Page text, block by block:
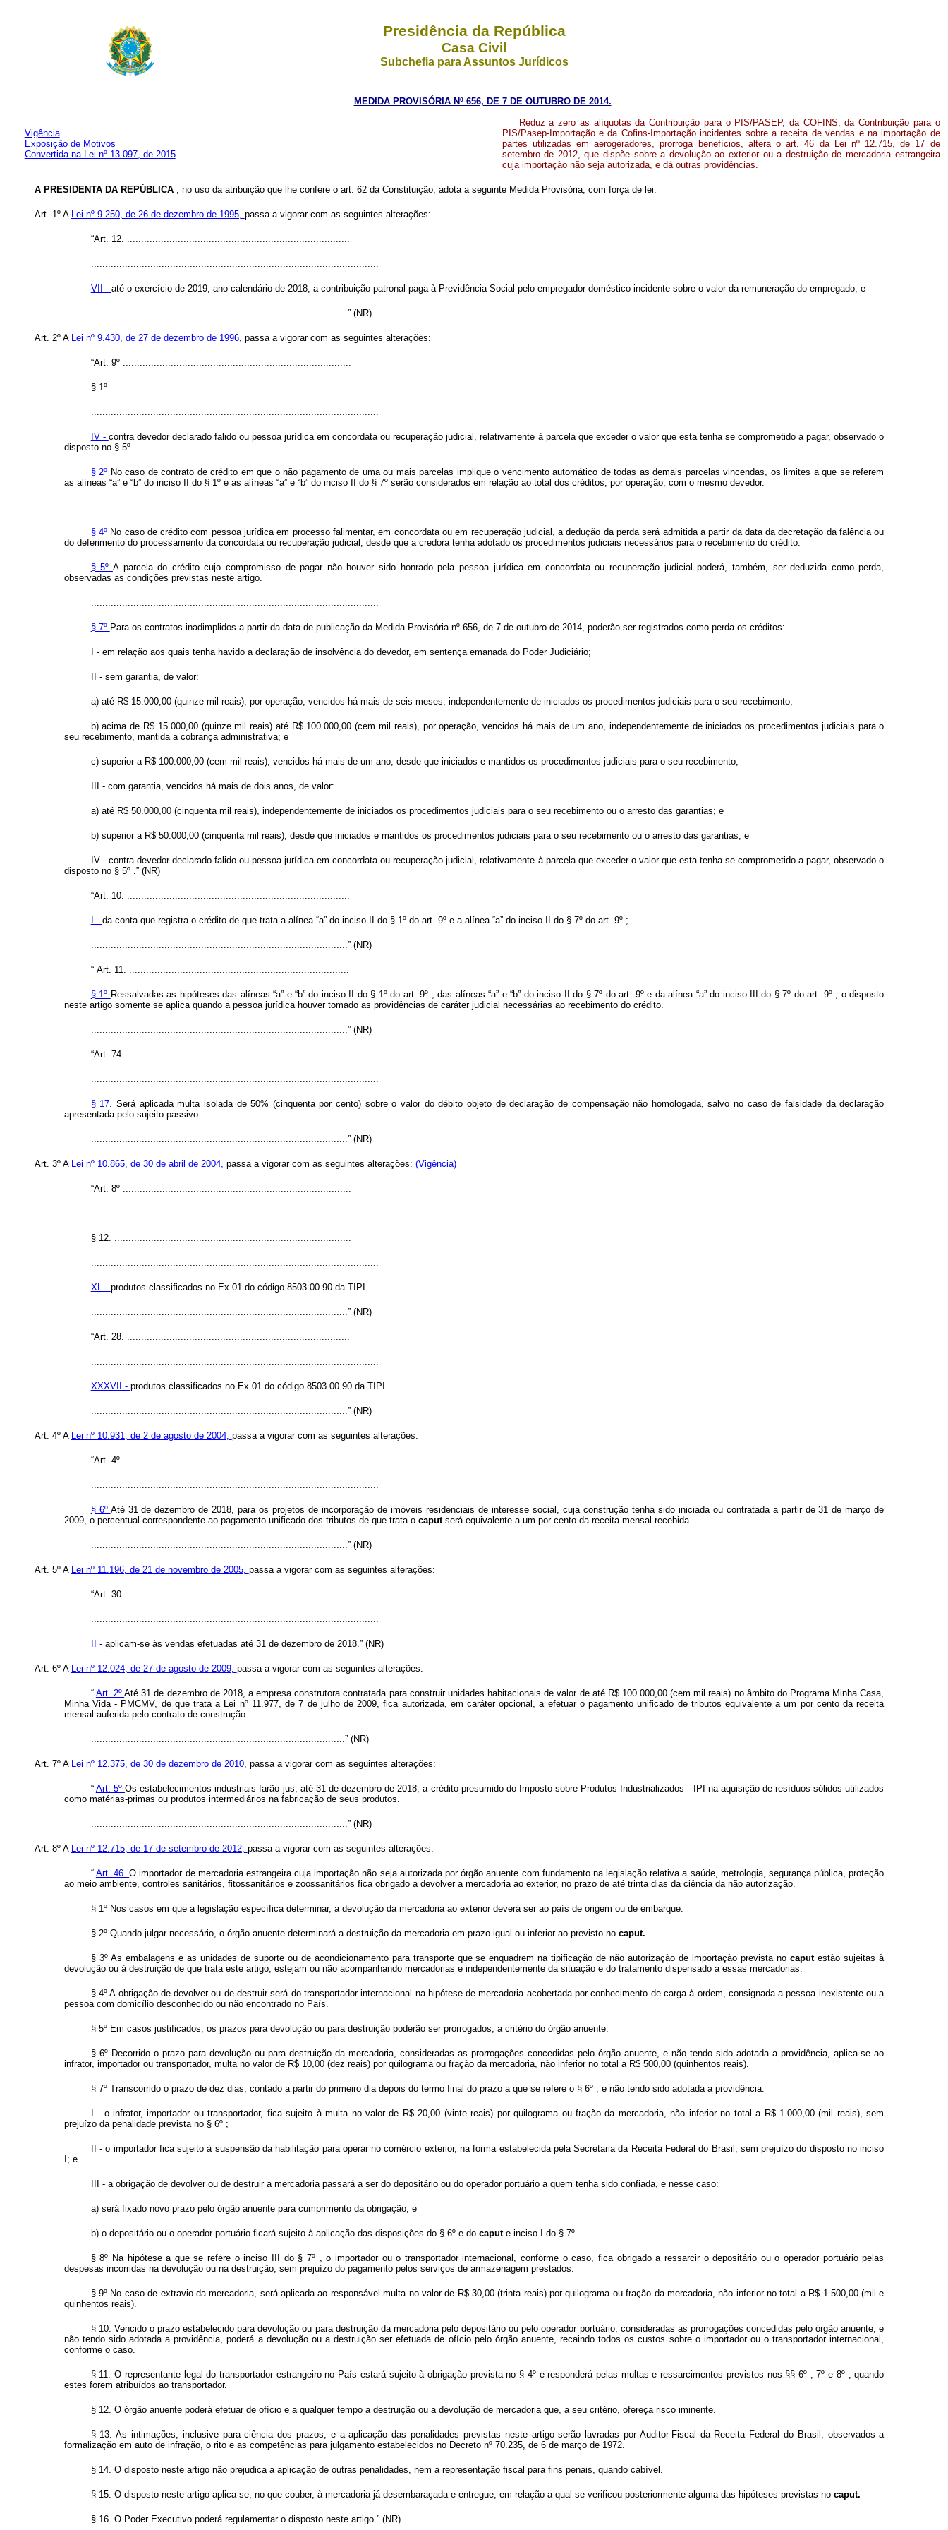
Presidência da República
Casa Civil
Subchefia para Assuntos Jurídicos
MEDIDA PROVISÓRIA Nº 656, DE 7 DE OUTUBRO DE 2014.
Vigência
Exposição de Motivos
Convertida na Lei nº 13.097, de 2015
Reduz a zero as alíquotas da Contribuição para o PIS/PASEP, da COFINS, da Contribuição para o
PIS/Pasep-Importação e da Cofins-Importação incidentes sobre a receita de vendas e na importação de
partes utilizadas em aerogeradores, prorroga benefícios, altera o art. 46 da Lei nº 12.715, de 17 de
setembro de 2012, que dispõe sobre a devolução ao exterior ou a destruição de mercadoria estrangeira
cuja importação não seja autorizada, e dá outras providências.
A PRESIDENTA DA REPÚBLICA , no uso da atribuição que lhe confere o art. 62 da Constituição, adota a seguinte Medida Provisória, com força de lei:
Art. 1º A Lei nº 9.250, de 26 de dezembro de 1995, passa a vigorar com as seguintes alterações:
“Art. 12. ...............................................................................
VII - até o exercício de 2019, ano-calendário de 2018, a contribuição patronal paga à Previdência Social pelo empregador doméstico incidente sobre o valor da remuneração do empregado; e
...........................................................................................” (NR)
Art. 2º A Lei nº 9.430, de 27 de dezembro de 1996, passa a vigorar com as seguintes alterações:
“Art. 9º .................................................................................
§ 1º .......................................................................................
IV - contra devedor declarado falido ou pessoa jurídica em concordata ou recuperação judicial, relativamente à parcela que exceder o valor que esta tenha se comprometido a pagar, observado o
disposto no § 5º .
§ 2º No caso de contrato de crédito em que o não pagamento de uma ou mais parcelas implique o vencimento automático de todas as demais parcelas vincendas, os limites a que se referem
as alíneas “a” e “b” do inciso II do § 1º e as alíneas “a” e “b” do inciso II do § 7º serão considerados em relação ao total dos créditos, por operação, com o mesmo devedor.
§ 4º No caso de crédito com pessoa jurídica em processo falimentar, em concordata ou em recuperação judicial, a dedução da perda será admitida a partir da data da decretação da falência ou
do deferimento do processamento da concordata ou recuperação judicial, desde que a credora tenha adotado os procedimentos judiciais necessários para o recebimento do crédito.
§ 5º A parcela do crédito cujo compromisso de pagar não houver sido honrado pela pessoa jurídica em concordata ou recuperação judicial poderá, também, ser deduzida como perda,
observadas as condições previstas neste artigo.
§ 7º Para os contratos inadimplidos a partir da data de publicação da Medida Provisória nº 656, de 7 de outubro de 2014, poderão ser registrados como perda os créditos:
I - em relação aos quais tenha havido a declaração de insolvência do devedor, em sentença emanada do Poder Judiciário;
II - sem garantia, de valor:
a) até R$ 15.000,00 (quinze mil reais), por operação, vencidos há mais de seis meses, independentemente de iniciados os procedimentos judiciais para o seu recebimento;
b) acima de R$ 15.000,00 (quinze mil reais) até R$ 100.000,00 (cem mil reais), por operação, vencidos há mais de um ano, independentemente de iniciados os procedimentos judiciais para o
seu recebimento, mantida a cobrança administrativa; e
c) superior a R$ 100.000,00 (cem mil reais), vencidos há mais de um ano, desde que iniciados e mantidos os procedimentos judiciais para o seu recebimento;
III - com garantia, vencidos há mais de dois anos, de valor:
a) até R$ 50.000,00 (cinquenta mil reais), independentemente de iniciados os procedimentos judiciais para o seu recebimento ou o arresto das garantias; e
b) superior a R$ 50.000,00 (cinquenta mil reais), desde que iniciados e mantidos os procedimentos judiciais para o seu recebimento ou o arresto das garantias; e
IV - contra devedor declarado falido ou pessoa jurídica em concordata ou recuperação judicial, relativamente à parcela que exceder o valor que esta tenha se comprometido a pagar, observado o
disposto no § 5º .” (NR)
“Art. 10. ...............................................................................
I - da conta que registra o crédito de que trata a alínea “a” do inciso II do § 1º do art. 9º e a alínea “a” do inciso II do § 7º do art. 9º ;
...........................................................................................” (NR)
“ Art. 11. ..............................................................................
§ 1º Ressalvadas as hipóteses das alíneas “a” e “b” do inciso II do § 1º do art. 9º , das alíneas “a” e “b” do inciso II do § 7º do art. 9º e da alínea “a” do inciso III do § 7º do art. 9º , o disposto
neste artigo somente se aplica quando a pessoa jurídica houver tomado as providências de caráter judicial necessárias ao recebimento do crédito.
...........................................................................................” (NR)
“Art. 74. ...............................................................................
§ 17. Será aplicada multa isolada de 50% (cinquenta por cento) sobre o valor do débito objeto de declaração de compensação não homologada, salvo no caso de falsidade da declaração
apresentada pelo sujeito passivo.
...........................................................................................” (NR)
Art. 3º A Lei nº 10.865, de 30 de abril de 2004, passa a vigorar com as seguintes alterações: (Vigência)
“Art. 8º .................................................................................
§ 12. ....................................................................................
XL - produtos classificados no Ex 01 do código 8503.00.90 da TIPI.
...........................................................................................” (NR)
“Art. 28. ...............................................................................
XXXVII - produtos classificados no Ex 01 do código 8503.00.90 da TIPI.
...........................................................................................” (NR)
Art. 4º A Lei nº 10.931, de 2 de agosto de 2004, passa a vigorar com as seguintes alterações:
“Art. 4º .................................................................................
§ 6º Até 31 de dezembro de 2018, para os projetos de incorporação de imóveis residenciais de interesse social, cuja construção tenha sido iniciada ou contratada a partir de 31 de março de
2009, o percentual correspondente ao pagamento unificado dos tributos de que trata o caput será equivalente a um por cento da receita mensal recebida.
...........................................................................................” (NR)
Art. 5º A Lei nº 11.196, de 21 de novembro de 2005, passa a vigorar com as seguintes alterações:
“Art. 30. ...............................................................................
II - aplicam-se às vendas efetuadas até 31 de dezembro de 2018.” (NR)
Art. 6º A Lei nº 12.024, de 27 de agosto de 2009, passa a vigorar com as seguintes alterações:
“ Art. 2ºAté 31 de dezembro de 2018, a empresa construtora contratada para construir unidades habitacionais de valor de até R$ 100.000,00 (cem mil reais) no âmbito do Programa Minha Casa,
Minha Vida - PMCMV, de que trata a Lei nº 11.977, de 7 de julho de 2009, fica autorizada, em caráter opcional, a efetuar o pagamento unificado de tributos equivalente a um por cento da receita
mensal auferida pelo contrato de construção.
..........................................................................................” (NR)
Art. 7º A Lei nº 12.375, de 30 de dezembro de 2010, passa a vigorar com as seguintes alterações:
“ Art. 5ºOs estabelecimentos industriais farão jus, até 31 de dezembro de 2018, a crédito presumido do Imposto sobre Produtos Industrializados - IPI na aquisição de resíduos sólidos utilizados
como matérias-primas ou produtos intermediários na fabricação de seus produtos.
...........................................................................................” (NR)
Art. 8º A Lei nº 12.715, de 17 de setembro de 2012, passa a vigorar com as seguintes alterações:
“ Art. 46.O importador de mercadoria estrangeira cuja importação não seja autorizada por órgão anuente com fundamento na legislação relativa a saúde, metrologia, segurança pública, proteção
ao meio ambiente, controles sanitários, fitossanitários e zoossanitários fica obrigado a devolver a mercadoria ao exterior, no prazo de até trinta dias da ciência da não autorização.
§ 1º Nos casos em que a legislação específica determinar, a devolução da mercadoria ao exterior deverá ser ao país de origem ou de embarque.
§ 2º Quando julgar necessário, o órgão anuente determinará a destruição da mercadoria em prazo igual ou inferior ao previsto no caput.
§ 3º As embalagens e as unidades de suporte ou de acondicionamento para transporte que se enquadrem na tipificação de não autorização de importação prevista nocaputestão sujeitas à
devolução ou à destruição de que trata este artigo, estejam ou não acompanhando mercadorias e independentemente da situação e do tratamento dispensado a essas mercadorias.
§ 4º A obrigação de devolver ou de destruir será do transportador internacional na hipótese de mercadoria acobertada por conhecimento de carga à ordem, consignada a pessoa inexistente ou a
pessoa com domicílio desconhecido ou não encontrado no País.
§ 5º Em casos justificados, os prazos para devolução ou para destruição poderão ser prorrogados, a critério do órgão anuente.
§ 6º Decorrido o prazo para devolução ou para destruição da mercadoria, consideradas as prorrogações concedidas pelo órgão anuente, e não tendo sido adotada a providência, aplica-se ao
infrator, importador ou transportador, multa no valor de R$ 10,00 (dez reais) por quilograma ou fração da mercadoria, não inferior no total a R$ 500,00 (quinhentos reais).
§ 7º Transcorrido o prazo de dez dias, contado a partir do primeiro dia depois do termo final do prazo a que se refere o § 6º , e não tendo sido adotada a providência:
I - o infrator, importador ou transportador, fica sujeito à multa no valor de R$ 20,00 (vinte reais) por quilograma ou fração da mercadoria, não inferior no total a R$ 1.000,00 (mil reais), sem
prejuízo da penalidade prevista no § 6º ;
II - o importador fica sujeito à suspensão da habilitação para operar no comércio exterior, na forma estabelecida pela Secretaria da Receita Federal do Brasil, sem prejuízo do disposto no inciso
I; e
III - a obrigação de devolver ou de destruir a mercadoria passará a ser do depositário ou do operador portuário a quem tenha sido confiada, e nesse caso:
a) será fixado novo prazo pelo órgão anuente para cumprimento da obrigação; e
b) o depositário ou o operador portuário ficará sujeito à aplicação das disposições do § 6º e do caput e inciso I do § 7º .
§ 8º Na hipótese a que se refere o inciso III do § 7º , o importador ou o transportador internacional, conforme o caso, fica obrigado a ressarcir o depositário ou o operador portuário pelas
despesas incorridas na devolução ou na destruição, sem prejuízo do pagamento pelos serviços de armazenagem prestados.
§ 9º No caso de extravio da mercadoria, será aplicada ao responsável multa no valor de R$ 30,00 (trinta reais) por quilograma ou fração da mercadoria, não inferior no total a R$ 1.500,00 (mil e
quinhentos reais).
§ 10. Vencido o prazo estabelecido para devolução ou para destruição da mercadoria pelo depositário ou pelo operador portuário, consideradas as prorrogações concedidas pelo órgão anuente, e
não tendo sido adotada a providência, poderá a devolução ou a destruição ser efetuada de ofício pelo órgão anuente, recaindo todos os custos sobre o importador ou o transportador internacional,
conforme o caso.
§ 11. O representante legal do transportador estrangeiro no País estará sujeito à obrigação prevista no § 4º e responderá pelas multas e ressarcimentos previstos nos §§ 6º , 7º e 8º , quando
estes forem atribuídos ao transportador.
§ 12. O órgão anuente poderá efetuar de ofício e a qualquer tempo a destruição ou a devolução de mercadoria que, a seu critério, ofereça risco iminente.
§ 13. As intimações, inclusive para ciência dos prazos, e a aplicação das penalidades previstas neste artigo serão lavradas por Auditor-Fiscal da Receita Federal do Brasil, observados a
formalização em auto de infração, o rito e as competências para julgamento estabelecidos no Decreto nº 70.235, de 6 de março de 1972.
§ 14. O disposto neste artigo não prejudica a aplicação de outras penalidades, nem a representação fiscal para fins penais, quando cabível.
§ 15. O disposto neste artigo aplica-se, no que couber, à mercadoria já desembaraçada e entregue, em relação a qual se verificou posteriormente alguma das hipóteses previstas no caput.
§ 16. O Poder Executivo poderá regulamentar o disposto neste artigo.” (NR)